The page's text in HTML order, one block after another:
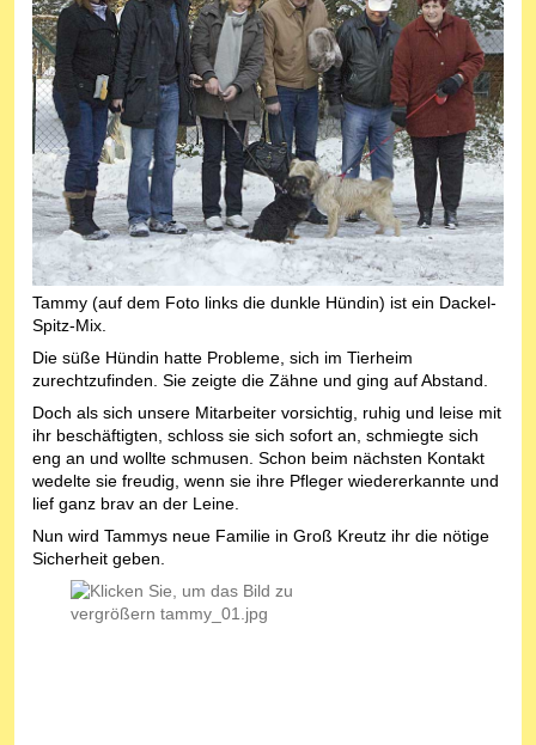
Tammy (auf dem Foto links die dunkle Hündin) ist ein Dackel-
Spitz-Mix.
Die süße Hündin hatte Probleme, sich im Tierheim
zurechtzufinden. Sie zeigte die Zähne und ging auf Abstand.
Doch als sich unsere Mitarbeiter vorsichtig, ruhig und leise mit
ihr beschäftigten, schloss sie sich sofort an, schmiegte sich
eng an und wollte schmusen. Schon beim nächsten Kontakt
wedelte sie freudig, wenn sie ihre Pfleger wiedererkannte und
lief ganz brav an der Leine.
Nun wird Tammys neue Familie in Groß Kreutz ihr die nötige
Sicherheit geben.